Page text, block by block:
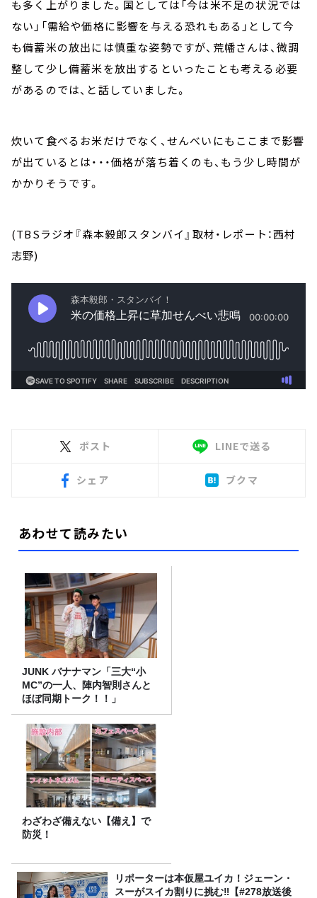
も多く上がりました。国としては「今は米不足の状況では
ない」「需給や価格に影響を与える恐れもある」として今
も備蓄米の放出には慎重な姿勢ですが、荒幡さんは、微調
整して少し備蓄米を放出するといったことも考える必要
があるのでは、と話していました。
炊いて食べるお米だけでなく、せんべいにもここまで影響
が出ているとは・・・価格が落ち着くのも、もう少し時間が
かかりそうです。
(TBSラジオ『森本毅郎スタンバイ』取材・レポート：西村
志野)
ポスト LINEで送る
シェア ブクマ
あわせて読みたい
JUNK バナナマン「三大“小
MC”の一人、陣内智則さんと
ほぼ同期トーク！！」
わざわざ備えない【備え】で
防災！
リポーターは本仮屋ユイカ！ジェーン・
スーがスイカ割りに挑む‼【#278放送後